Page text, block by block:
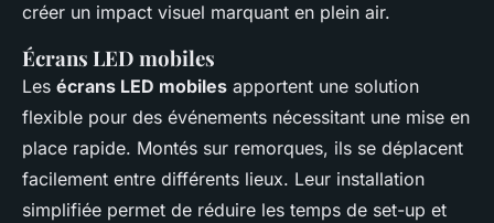
créer un impact visuel marquant en plein air.
Écrans LED mobiles
Les écrans LED mobiles apportent une solution
flexible pour des événements nécessitant une mise en
place rapide. Montés sur remorques, ils se déplacent
facilement entre différents lieux. Leur installation
simplifiée permet de réduire les temps de set-up et